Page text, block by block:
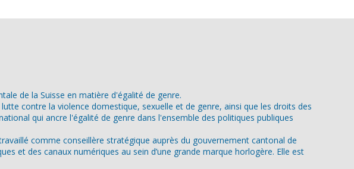
de la Suisse en matière d'égalité de genre.
contre la violence domestique, sexuelle et de genre, ainsi que les droits des
qui ancre l'égalité de genre dans l'ensemble des politiques publiques
comme conseillère stratégique auprès du gouvernement cantonal de
et des canaux numériques au sein d’une grande marque horlogère. Elle est